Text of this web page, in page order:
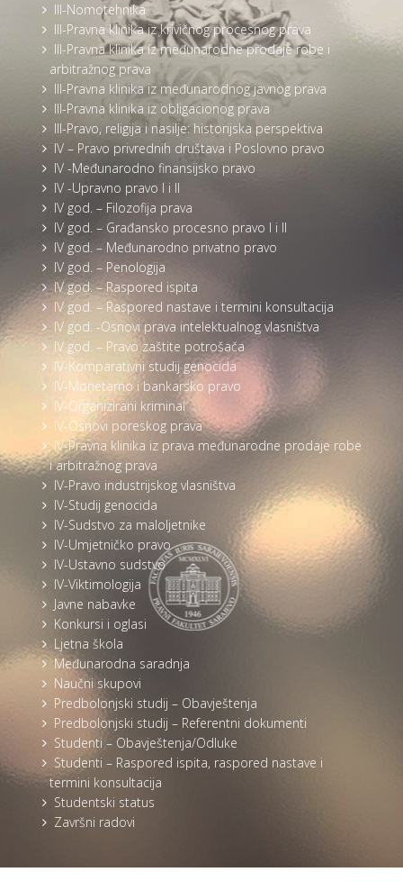
III-Nomotehnika
III-Pravna klinika iz krivičnog procesnog prava
III-Pravna klinika iz međunarodne prodaje robe i
arbitražnog prava
III-Pravna klinika iz međunarodnog javnog prava
III-Pravna klinika iz obligacionog prava
III-Pravo, religija i nasilje: historijska perspektiva
IV – Pravo privrednih društava i Poslovno pravo
IV -Međunarodno finansijsko pravo
IV -Upravno pravo I i II
IV god. – Filozofija prava
IV god. – Građansko procesno pravo I i II
IV god. – Međunarodno privatno pravo
IV god. – Penologija
IV god. – Raspored ispita
IV god. – Raspored nastave i termini konsultacija
IV god. -Osnovi prava intelektualnog vlasništva
IV god. – Pravo zaštite potrošača
IV-Komparativni studij genocida
IV-Monetarno i bankarsko pravo
IV-Organizirani kriminal
IV-Osnovi poreskog prava
IV-Pravna klinika iz prava međunarodne prodaje robe
i arbitražnog prava
IV-Pravo industrijskog vlasništva
IV-Studij genocida
IV-Sudstvo za maloljetnike
IV-Umjetničko pravo
IV-Ustavno sudstvo
IV-Viktimologija
Javne nabavke
Konkursi i oglasi
Ljetna škola
Međunarodna saradnja
Naučni skupovi
Predbolonjski studij – Obavještenja
Predbolonjski studij – Referentni dokumenti
Studenti – Obavještenja/Odluke
Studenti – Raspored ispita, raspored nastave i
termini konsultacija
Studentski status
Završni radovi